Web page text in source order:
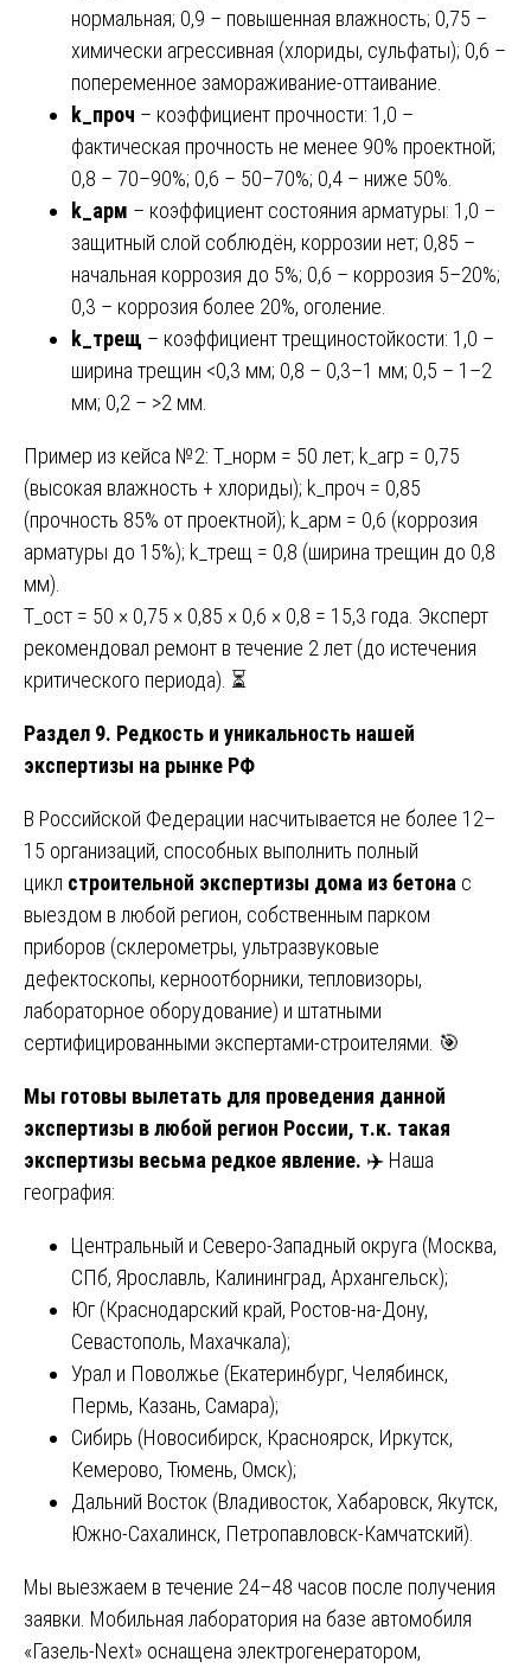
нормальная; 0,9 – повышенная влажность; 0,75 –
химически агрессивная (хлориды, сульфаты); 0,6 –
попеременное замораживание-оттаивание.
k_проч – коэффициент прочности: 1,0 –
фактическая прочность не менее 90% проектной;
0,8 – 70–90%; 0,6 – 50–70%; 0,4 – ниже 50%.
k_арм – коэффициент состояния арматуры: 1,0 –
защитный слой соблюдён, коррозии нет; 0,85 –
начальная коррозия до 5%; 0,6 – коррозия 5–20%;
0,3 – коррозия более 20%, оголение.
k_трещ – коэффициент трещиностойкости: 1,0 –
ширина трещин <0,3 мм; 0,8 – 0,3–1 мм; 0,5 – 1–2
мм; 0,2 – >2 мм.
Пример из кейса №2: T_норм = 50 лет; k_агр = 0,75
(высокая влажность + хлориды); k_проч = 0,85
(прочность 85% от проектной); k_арм = 0,6 (коррозия
арматуры до 15%); k_трещ = 0,8 (ширина трещин до 0,8
мм).
T_ост = 50 × 0,75 × 0,85 × 0,6 × 0,8 = 15,3 года. Эксперт
рекомендовал ремонт в течение 2 лет (до истечения
критического периода). ⏳
Раздел 9. Редкость и уникальность нашей
экспертизы на рынке РФ
В Российской Федерации насчитывается не более 12–
15 организаций, способных выполнить полный
цикл строительной экспертизы дома из бетона с
выездом в любой регион, собственным парком
приборов (склерометры, ультразвуковые
дефектоскопы, керноотборники, тепловизоры,
лабораторное оборудование) и штатными
сертифицированными экспертами-строителями. 🎯
Мы готовы вылетать для проведения данной
экспертизы в любой регион России, т.к. такая
экспертизы весьма редкое явление. ✈️ Наша
география:
Центральный и Северо-Западный округа (Москва,
СПб, Ярославль, Калининград, Архангельск);
Юг (Краснодарский край, Ростов-на-Дону,
Севастополь, Махачкала);
Урал и Поволжье (Екатеринбург, Челябинск,
Пермь, Казань, Самара);
Сибирь (Новосибирск, Красноярск, Иркутск,
Кемерово, Тюмень, Омск);
Дальний Восток (Владивосток, Хабаровск, Якутск,
Южно-Сахалинск, Петропавловск-Камчатский).
Мы выезжаем в течение 24–48 часов после получения
заявки. Мобильная лаборатория на базе автомобиля
«Газель-Next» оснащена электрогенератором,